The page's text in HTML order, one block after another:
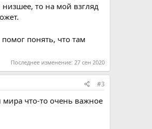
то на мой взгляд
понять, что там
Последнее изменение: 27 сен 2020
#3
что-то очень важное